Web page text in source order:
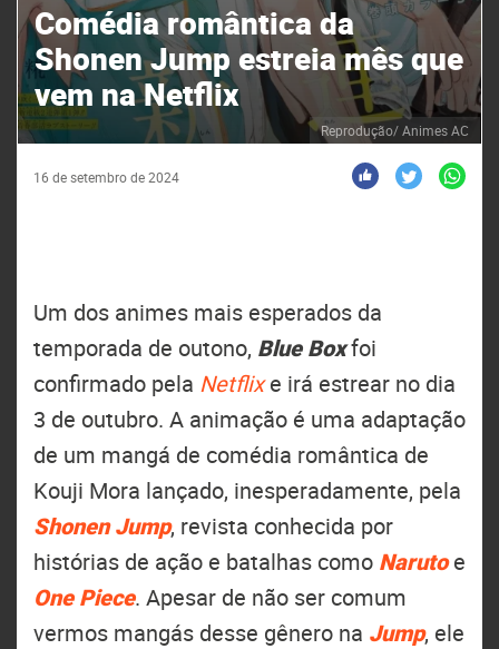
Reprodução/ Animes AC
Comédia romântica da
Shonen Jump estreia mês que
vem na Netflix
16 de setembro de 2024
Um dos animes mais esperados da
temporada de outono, Blue Boxfoi
confirmado pela Netflixe irá estrear no dia
3 de outubro. A animação é uma adaptação
de um mangá de comédia romântica de
Kouji Mora lançado, inesperadamente, pela
Shonen Jump, revista conhecida por
histórias de ação e batalhas como Narutoe
One Piece. Apesar de não ser comum
vermos mangás desse gênero na Jump, ele